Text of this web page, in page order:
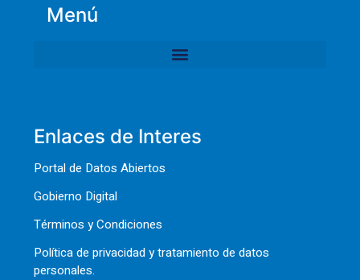
Menú
Enlaces de Interes
Portal de Datos Abiertos
Gobierno Digital
Términos y Condiciones
Política de privacidad y tratamiento de datos
personales.